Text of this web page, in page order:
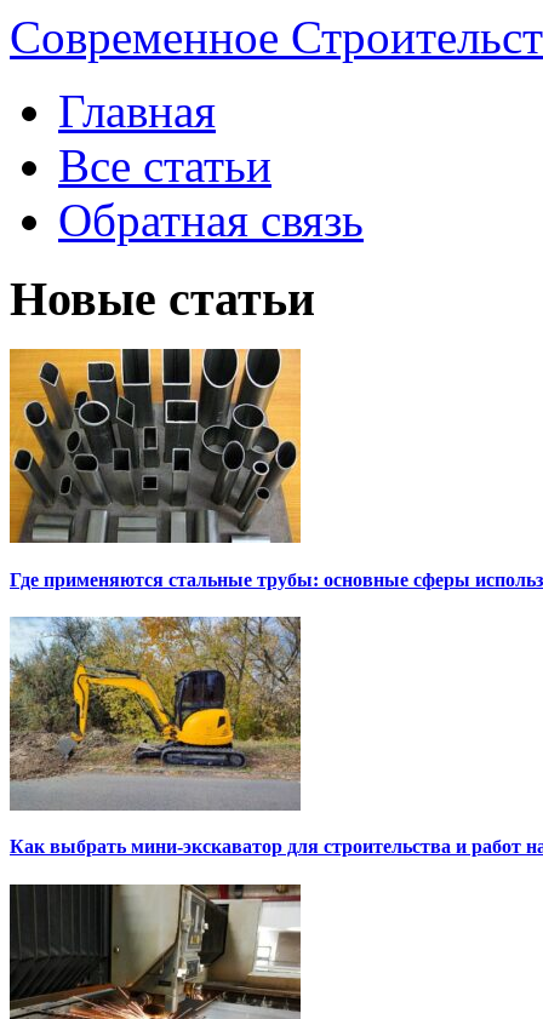
Современное
Главная
Все статьи
Обратная связь
Новые статьи
Где применяются стальные трубы: основные сферы
Как выбрать мини-экскаватор для строительства и работ